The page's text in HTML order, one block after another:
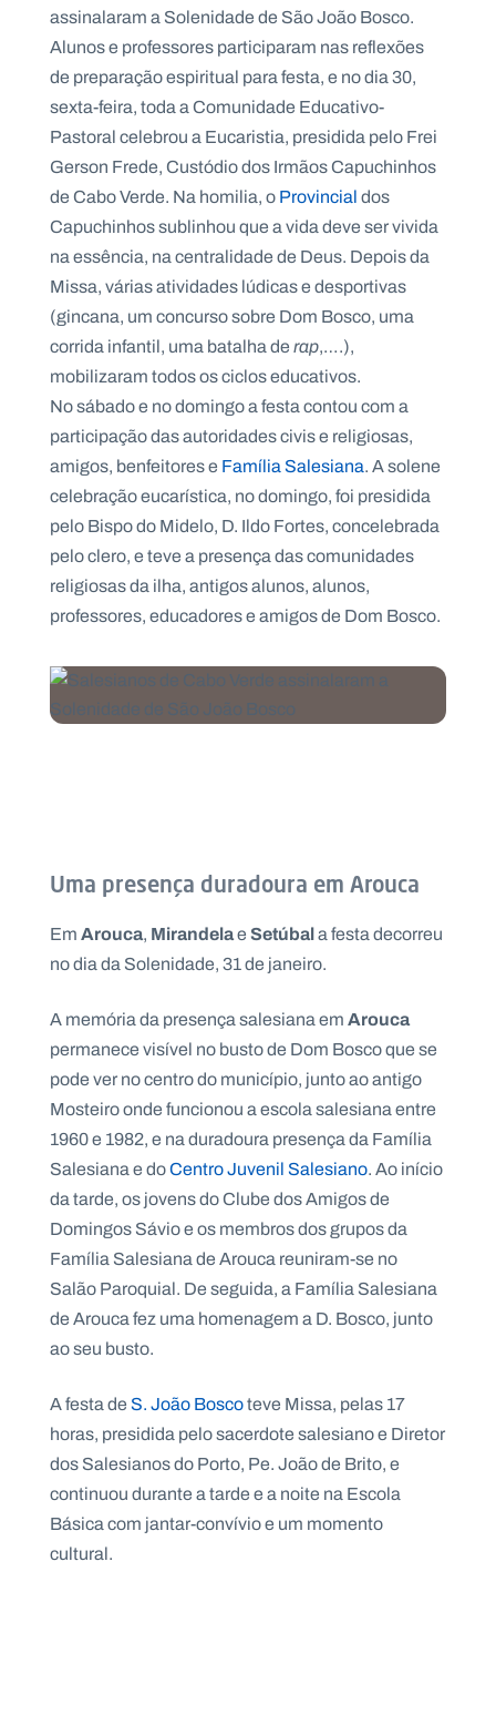
assinalaram a Solenidade de São João Bosco.
Alunos e professores participaram nas reflexões
de preparação espiritual para festa, e no dia 30,
sexta-feira, toda a Comunidade Educativo-
Pastoral celebrou a Eucaristia, presidida pelo Frei
Gerson Frede, Custódio dos Irmãos Capuchinhos
de Cabo Verde. Na homilia, oProvincialdos
Capuchinhos sublinhou que a vida deve ser vivida
na essência, na centralidade de Deus. Depois da
Missa, várias atividades lúdicas e desportivas
(gincana, um concurso sobre Dom Bosco, uma
corrida infantil, uma batalha derap,….),
mobilizaram todos os ciclos educativos.
No sábado e no domingo a festa contou com a
participação das autoridades civis e religiosas,
amigos, benfeitores e Família Salesiana. A solene
celebração eucarística, no domingo, foi presidida
pelo Bispo do Midelo, D. Ildo Fortes, concelebrada
pelo clero, e teve a presença das comunidades
religiosas da ilha, antigos alunos, alunos,
professores, educadores e amigos de Dom Bosco.
Uma presença duradoura em Arouca
EmArouca, MirandelaeSetúbala festa decorreu
no dia da Solenidade, 31 de janeiro.
A memória da presença salesiana emArouca
permanece visível no busto de Dom Bosco que se
pode ver no centro do município, junto ao antigo
Mosteiro onde funcionou a escola salesiana entre
1960 e 1982, e na duradoura presença da Família
Salesiana e doCentro Juvenil Salesiano. Ao início
da tarde, os jovens do Clube dos Amigos de
Domingos Sávio e os membros dos grupos da
Família Salesiana de Arouca reuniram-se no
Salão Paroquial. De seguida, a Família Salesiana
de Arouca fez uma homenagem a D. Bosco, junto
ao seu busto.
A festa deS. João Boscoteve Missa, pelas 17
horas, presidida pelo sacerdote salesiano e Diretor
dos Salesianos do Porto, Pe. João de Brito, e
continuou durante a tarde e a noite na Escola
Básica com jantar-convívio e um momento
cultural.